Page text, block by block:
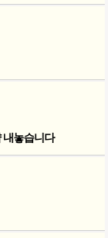
내놓습니다